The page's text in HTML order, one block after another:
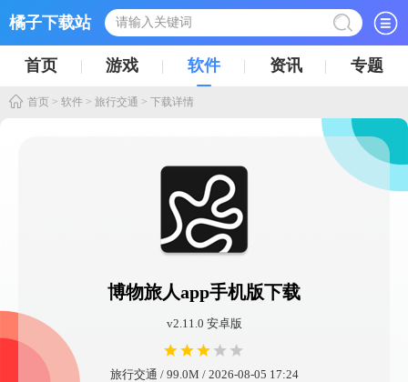
橘子下载站
首页 游戏 软件 资讯 专题
首页 > 软件 > 旅行交通 > 下载详情
博物旅人app手机版下载
v2.11.0 安卓版
旅行交通 / 99.0M / 2026-08-05 17:24